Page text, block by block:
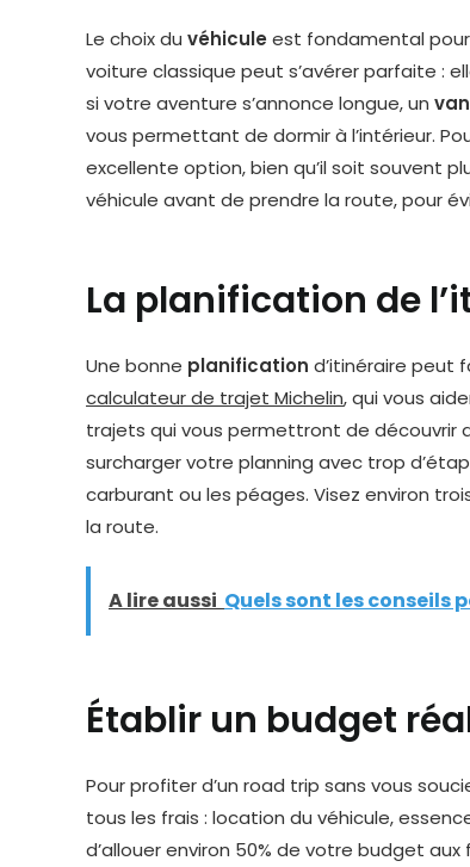
Le choix du véhicule est fondamental
voiture classique peut s’avérer parfaite :
si votre aventure s’annonce longue, un
vous permettant de dormir à l’intérieur.
excellente option, bien qu’il soit souvent
véhicule avant de prendre la route, pour
La planification de
Une bonne planification d’itinéraire peut
calculateur de trajet Michelin, qui vous
trajets qui vous permettront de découvrir
surcharger votre planning avec trop
carburant ou les péages. Visez environ
la route.
A lire aussi Quels sont les conseils
Établir un budget
Pour profiter d’un road trip sans vous
tous les frais : location du véhicule,
d’allouer environ 50% de votre budget